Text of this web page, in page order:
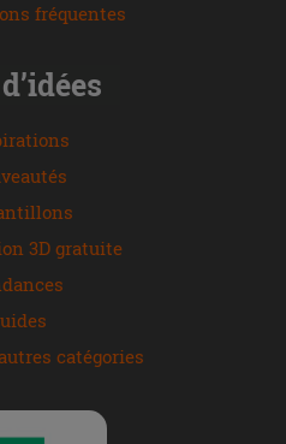
fréquentes
3D gratuite
catégories